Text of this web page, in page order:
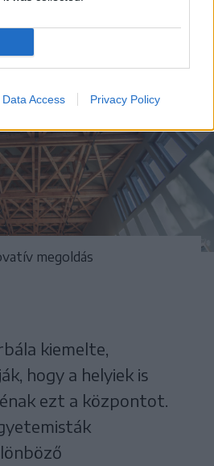
Data Access Privacy Policy
megoldás
kiemelte,
hogy a helyiek is
ezt a központot.